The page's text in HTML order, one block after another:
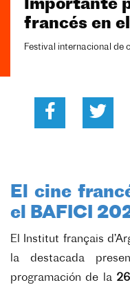
Importante
francés en
Festival internacional de
El cine
el BAFICI
El Institut français
la destacada
programación de la